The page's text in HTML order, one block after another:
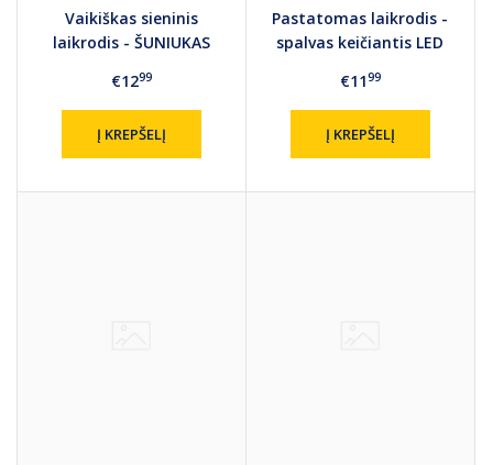
Vaikiškas sieninis
laikrodis - ŠUNIUKAS
€1299
Į KREPŠELĮ
Pastatomas laikrodis -
spalvas keičiantis LED
€1199
Į KREPŠELĮ